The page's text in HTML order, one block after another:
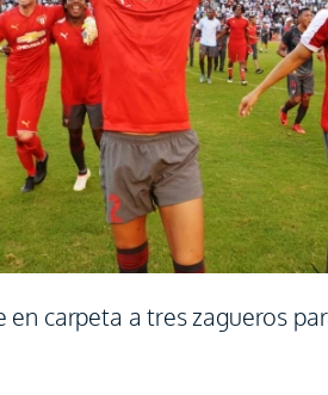
en carpeta a tres zagueros